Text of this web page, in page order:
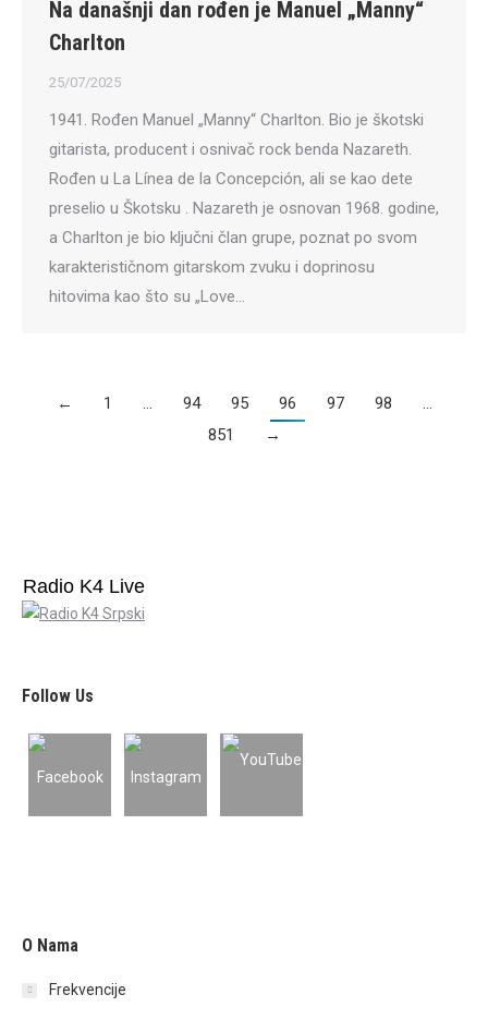
25
Na današnji dan rođen je Manuel „Manny“
Charlton
25/07/2025
1941. Rođen Manuel „Manny“ Charlton. Bio je škotski
gitarista, producent i osnivač rock benda Nazareth.
Rođen u La Línea de la Concepción, ali se kao dete
preselio u Škotsku . Nazareth je osnovan 1968. godine,
a Charlton je bio ključni član grupe, poznat po svom
karakterističnom gitarskom zvuku i doprinosu
hitovima kao što su „Love…
← 1 … 94 95 96 97 98
…
851
→
Radio K4 Live
Follow Us
O Nama
Frekvencije